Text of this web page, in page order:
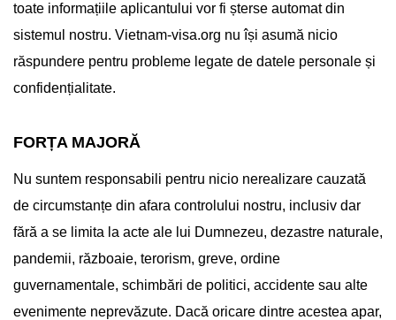
toate informațiile aplicantului vor fi șterse automat din
sistemul nostru. Vietnam-visa.org nu își asumă nicio
răspundere pentru probleme legate de datele personale și
confidențialitate.
FORȚA MAJORĂ
Nu suntem responsabili pentru nicio nerealizare cauzată
de circumstanțe din afara controlului nostru, inclusiv dar
fără a se limita la acte ale lui Dumnezeu, dezastre naturale,
pandemii, războaie, terorism, greve, ordine
guvernamentale, schimbări de politici, accidente sau alte
evenimente neprevăzute. Dacă oricare dintre acestea apar,